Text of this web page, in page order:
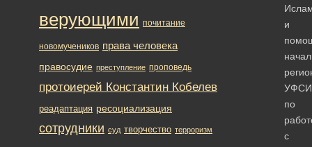
и
по
с
верующими почитание
новомучеников права человека
правосудие преступление проповедь
протоиерей Константин Кобелев
реадаптация ресоциализация
сотрудники суд творчество терроризм